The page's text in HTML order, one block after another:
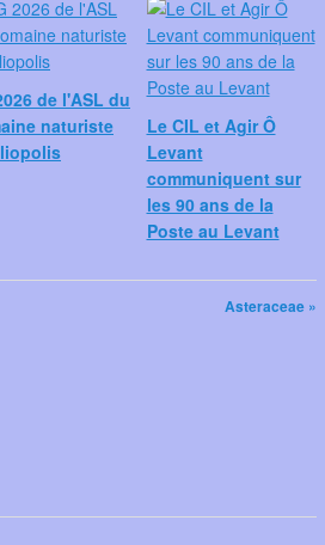
de l'ASL du
naturiste
Le CIL et Agir Ô
Levant
communiquent sur
les 90 ans de la
Poste au Levant
Asteraceae »